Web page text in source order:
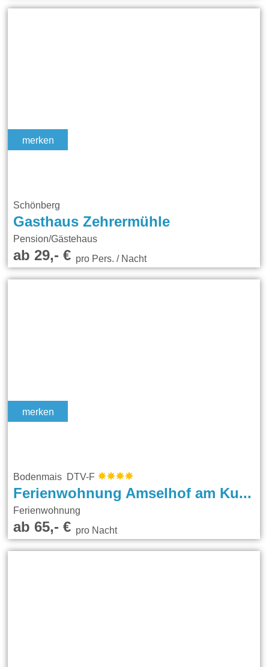
merken
Schönberg
Gasthaus Zehrermühle
Pension/Gästehaus
ab 29,- €pro Pers. / Nacht
merken
Bodenmais DTV-F
Ferienwohnung Amselhof am Kurpark
Ferienwohnung
ab 65,- €pro Nacht